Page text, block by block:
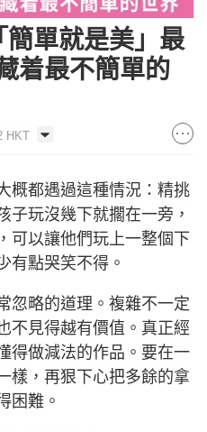
單就是美」最
着最不簡單的
HKT
概都遇過這種情況：精挑
子玩沒幾下就擱在一旁，
可以讓他們玩上一整個下
有點哭笑不得。
忽略的道理。複雜不一定
不見得越有價值。真正經
得做減法的作品。要在一
樣，再狠下心把多餘的拿
困難。